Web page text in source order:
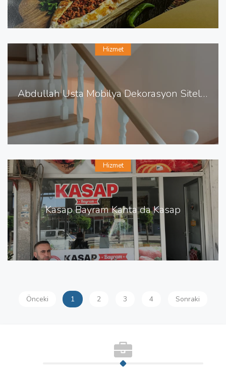
Abdullah Usta Mobilya Dekorasyon Sitelerde Mobilya Dekorasyon
Hizmet
Kasap Bayram Kahta da Kasap
Hizmet
Önceki 1 2 3 4 Sonraki